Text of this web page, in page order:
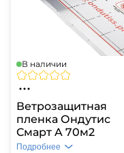
В наличии
Ветрозащитная
пленка Ондутис
Смарт A 70м2
Подробнее